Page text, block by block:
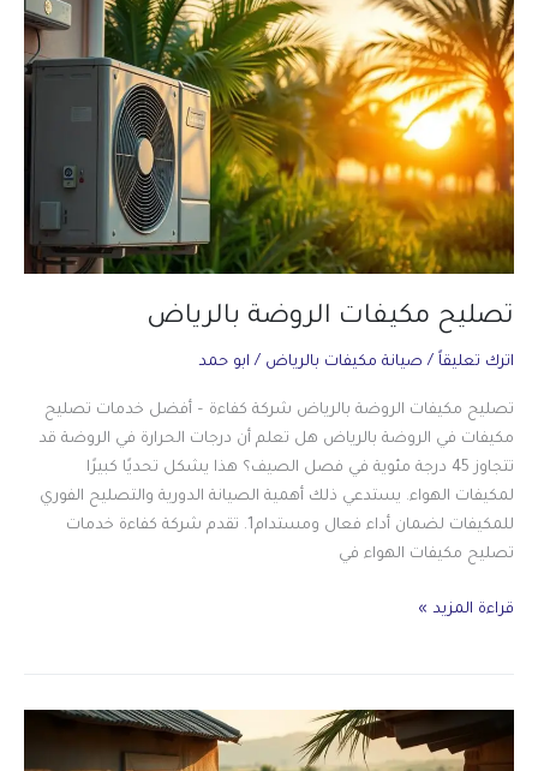
تصليح مكيفات الروضة بالرياض
اترك تعليقاً / صيانة مكيفات بالرياض / ابو حمد
تصليح مكيفات الروضة بالرياض شركة كفاءة – أفضل خدمات تصليح
مكيفات في الروضة بالرياض هل تعلم أن درجات الحرارة في الروضة قد
تتجاوز 45 درجة مئوية في فصل الصيف؟ هذا يشكل تحديًا كبيرًا
لمكيفات الهواء. يستدعي ذلك أهمية الصيانة الدورية والتصليح الفوري
للمكيفات لضمان أداء فعال ومستدام1. تقدم شركة كفاءة خدمات
تصليح مكيفات الهواء في
تصليح
قراءة المزيد »